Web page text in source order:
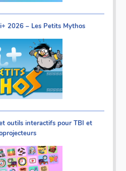
2026 – Les Petits Mythos
outils interactifs pour TBI et